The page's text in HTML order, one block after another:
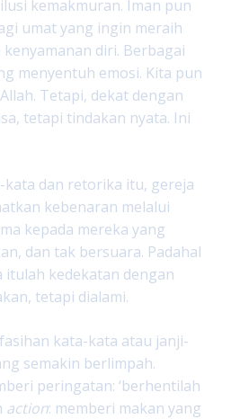
kemakmuran. Iman pun
umat yang ingin meraih
diri. Berbagai
menyentuh emosi. Kita pun
Tetapi, dekat dengan
tetapi tindakan nyata. Ini
kata dan retorika itu, gereja
kebenaran melalui
kepada mereka yang
dan tak bersuara. Padahal
itulah kedekatan dengan
tetapi dialami.
kata-kata atau janji-
semakin berlimpah.
peringatan: ‘berhentilah
action: memberi makan yang